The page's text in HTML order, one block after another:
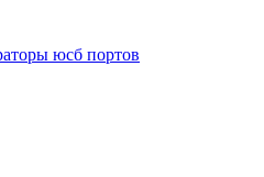
юсб портов